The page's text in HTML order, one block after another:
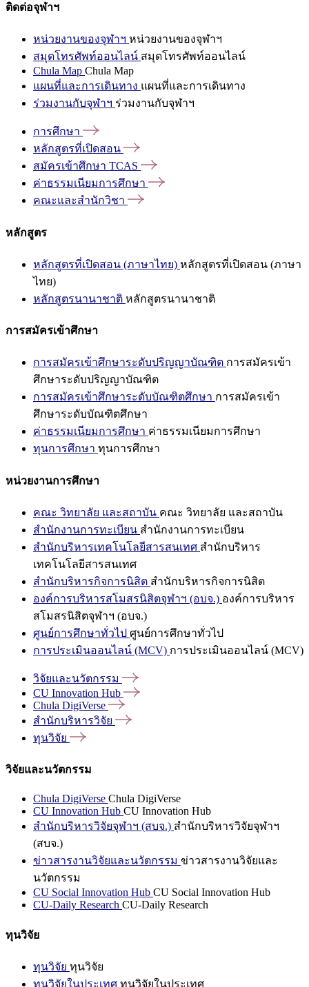
ติดต่อจุฬาฯ
หน่วยงานของจุฬาฯ หน่วยงานของจุฬาฯ
สมุดโทรศัพท์ออนไลน์ สมุดโทรศัพท์ออนไลน์
Chula Map Chula Map
แผนที่และการเดินทาง แผนที่และการเดินทาง
ร่วมงานกับจุฬาฯ ร่วมงานกับจุฬาฯ
การศึกษา
หลักสูตรที่เปิดสอน
สมัครเข้าศึกษา TCAS
ค่าธรรมเนียมการศึกษา
คณะและสำนักวิชา
หลักสูตร
หลักสูตรที่เปิดสอน (ภาษาไทย) หลักสูตรที่เปิดสอน (ภาษา
ไทย)
หลักสูตรนานาชาติ หลักสูตรนานาชาติ
การสมัครเข้าศึกษา
การสมัครเข้าศึกษาระดับปริญญาบัณฑิต การสมัครเข้า
ศึกษาระดับปริญญาบัณฑิต
การสมัครเข้าศึกษาระดับบัณฑิตศึกษา การสมัครเข้า
ศึกษาระดับบัณฑิตศึกษา
ค่าธรรมเนียมการศึกษา ค่าธรรมเนียมการศึกษา
ทุนการศึกษา ทุนการศึกษา
หน่วยงานการศึกษา
คณะ วิทยาลัย และสถาบัน คณะ วิทยาลัย และสถาบัน
สำนักงานการทะเบียน สำนักงานการทะเบียน
สำนักบริหารเทคโนโลยีสารสนเทศ สำนักบริหาร
เทคโนโลยีสารสนเทศ
สำนักบริหารกิจการนิสิต สำนักบริหารกิจการนิสิต
องค์การบริหารสโมสรนิสิตจุฬาฯ (อบจ.) องค์การบริหาร
สโมสรนิสิตจุฬาฯ (อบจ.)
ศูนย์การศึกษาทั่วไป ศูนย์การศึกษาทั่วไป
การประเมินออนไลน์ (MCV) การประเมินออนไลน์ (MCV)
วิจัยและนวัตกรรม
CU Innovation Hub
Chula DigiVerse
สำนักบริหารวิจัย
ทุนวิจัย
วิจัยและนวัตกรรม
Chula DigiVerse Chula DigiVerse
CU Innovation Hub CU Innovation Hub
สำนักบริหารวิจัยจุฬาฯ (สบจ.) สำนักบริหารวิจัยจุฬาฯ
(สบจ.)
ข่าวสารงานวิจัยและนวัตกรรม ข่าวสารงานวิจัยและ
นวัตกรรม
CU Social Innovation Hub CU Social Innovation Hub
CU-Daily Research CU-Daily Research
ทุนวิจัย
ทุนวิจัย ทุนวิจัย
ทุนวิจัยในประเทศ ทุนวิจัยในประเทศ